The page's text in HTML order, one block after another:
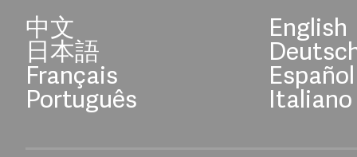
中文 English
日本語
Français Español
Português Italiano